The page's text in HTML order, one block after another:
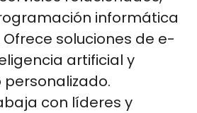
informática
soluciones de e-
artificial y
con líderes y